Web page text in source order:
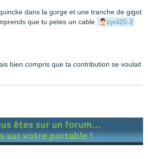
dans la gorge et une tranche de gigot
que tu petes un cable
cyril20-2
bien compris que ta contribution se voulait